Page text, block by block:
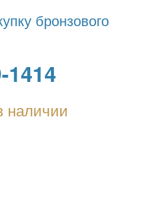
бронзового
1414
наличии